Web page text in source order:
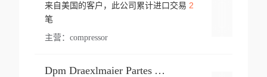
来自美国的客户，此公司累计进口交易 2
笔
主营： compressor
Dpm Draexlmaier Partes Automotrices Corr Ind Huejotzingo